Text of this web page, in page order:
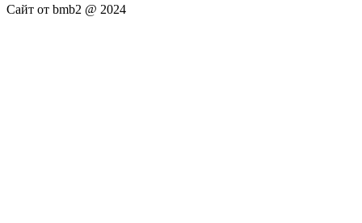
Сайт от bmb2 @ 2024